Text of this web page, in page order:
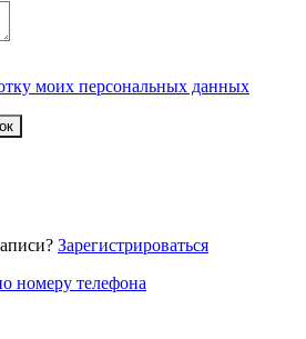
моих персональных данных
Зарегистрироваться
номеру телефона